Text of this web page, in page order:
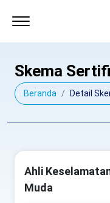
Skema
Beranda Detail
Ahli
Muda